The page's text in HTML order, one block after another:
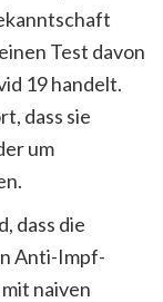
Test davon
19 handelt.
dass sie
um
dass die
Anti-Impf-
naiven